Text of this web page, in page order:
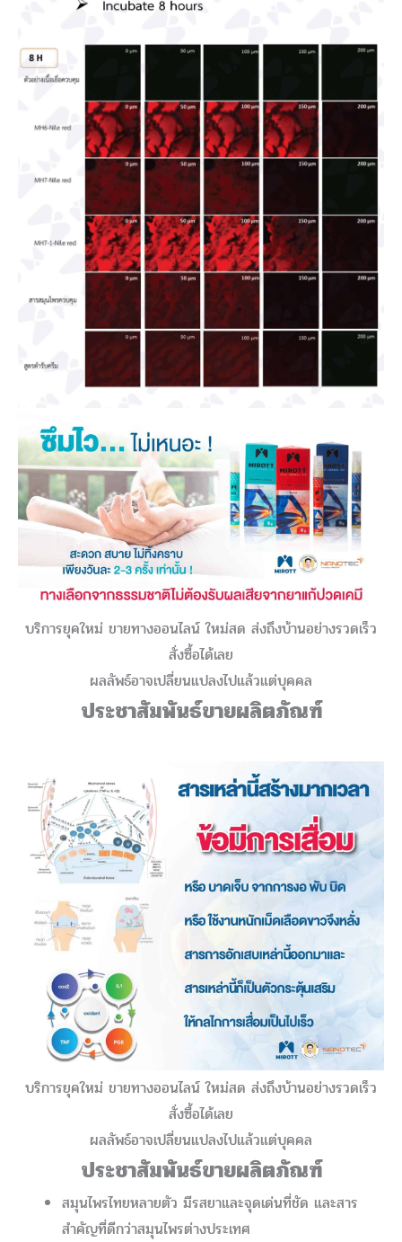
บริการยุคใหม่ ขายทางออนไลน์ ใหม่สด ส่งถึงบ้านอย่างรวดเร็ว
สั่งซื้อได้เลย
ผลลัพธ์อาจเปลี่ยนแปลงไปแล้วแต่บุคคล
ประชาสัมพันธ์ขายผลิตภัณฑ์
บริการยุคใหม่ ขายทางออนไลน์ ใหม่สด ส่งถึงบ้านอย่างรวดเร็ว
สั่งซื้อได้เลย
ผลลัพธ์อาจเปลี่ยนแปลงไปแล้วแต่บุคคล
ประชาสัมพันธ์ขายผลิตภัณฑ์
สมุนไพรไทยหลายตัว มีรสยาและจุดเด่นที่ชัด และสาร
สำคัญที่ดีกว่าสมุนไพรต่างประเทศ